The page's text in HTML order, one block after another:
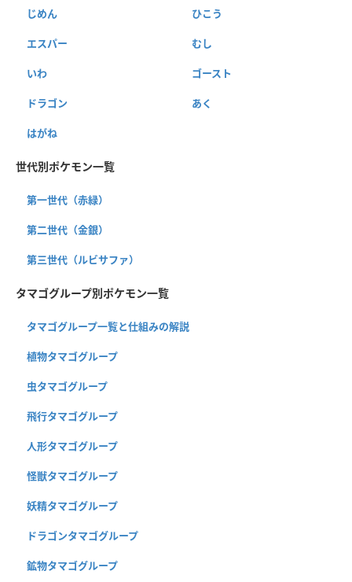
じめん ひこう
エスパー むし
いわ ゴースト
ドラゴン あく
はがね
世代別ポケモン一覧
第一世代（赤緑）
第二世代（金銀）
第三世代（ルビサファ）
タマゴグループ別ポケモン一覧
タマゴグループ一覧と仕組みの解説
植物タマゴグループ
虫タマゴグループ
飛行タマゴグループ
人形タマゴグループ
怪獣タマゴグループ
妖精タマゴグループ
ドラゴンタマゴグループ
鉱物タマゴグループ